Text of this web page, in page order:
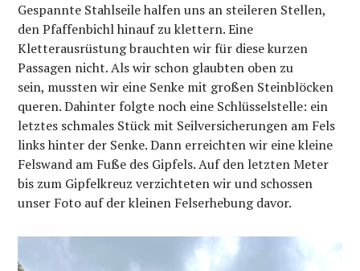
Gespannte Stahlseile halfen uns an steileren Stellen,
den Pfaffenbichl hinauf zu klettern. Eine
Kletterausrüstung brauchten wir für diese kurzen
Passagen nicht. Als wir schon glaubten oben zu
sein, mussten wir eine Senke mit großen Steinblöcken
queren. Dahinter folgte noch eine Schlüsselstelle: ein
letztes schmales Stück mit Seilversicherungen am Fels
links hinter der Senke. Dann erreichten wir eine kleine
Felswand am Fuße des Gipfels. Auf den letzten Meter
bis zum Gipfelkreuz verzichteten wir und schossen
unser Foto auf der kleinen Felserhebung davor.